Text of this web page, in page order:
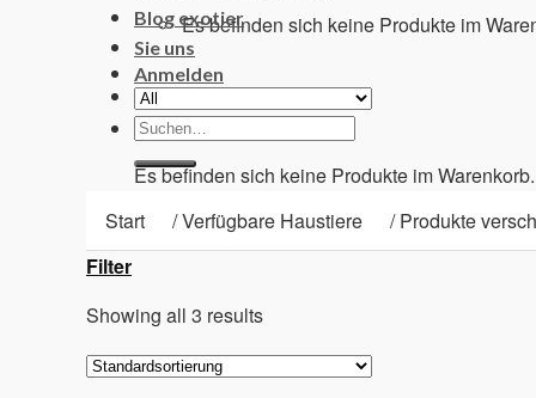
Es befinden sich keine Produkte im
Anmelden
Warenkorb
Es befinden sich keine Produkte im Warenkorb.
Blog exotier
Sie uns
Suchen
nach:
Start /Verfügbare Haustiere /Produkte
Filter
Showing all 3 results